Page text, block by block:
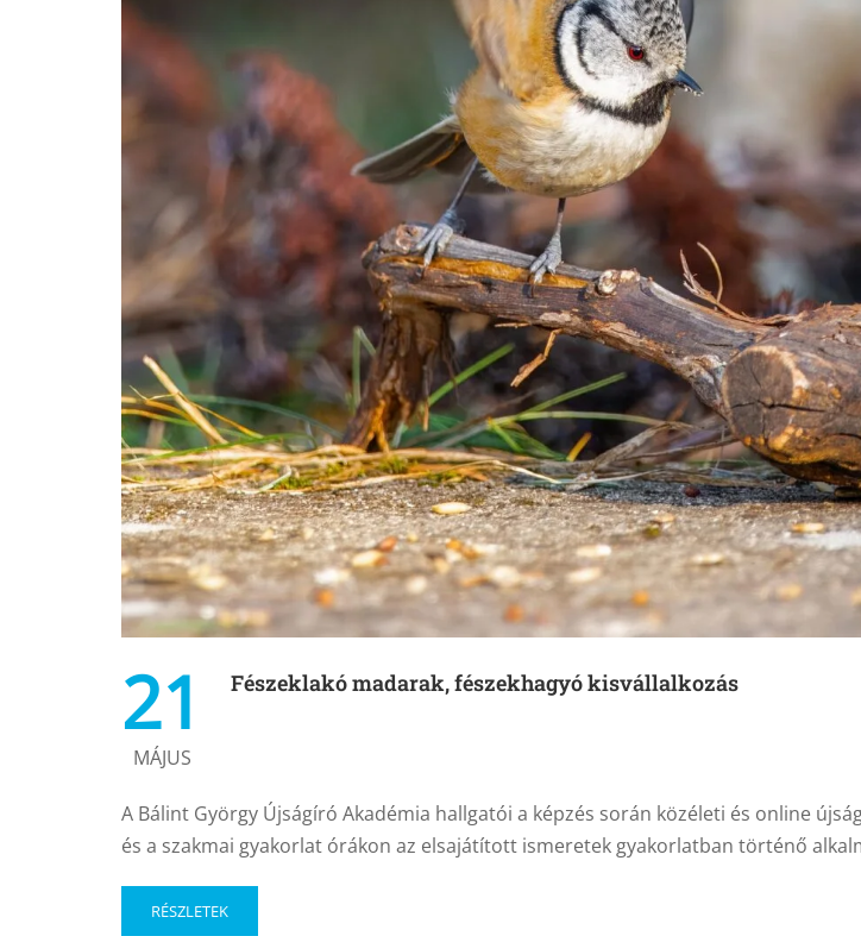
21
MÁJUS
Fészeklakó madarak, fészekhagyó kisvállalkozás
A Bálint György Újságíró Akadémia hallgatói a képzés során közéleti és online
és a szakmai gyakorlat órákon az elsajátított ismeretek gyakorlatban történő
RÉSZLETEK